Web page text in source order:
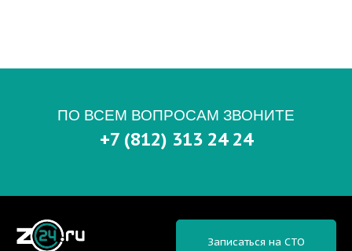
ПО ВСЕМ ВОПРОСАМ ЗВОНИТЕ
+7 (812) 313 24 24
Записаться на СТО